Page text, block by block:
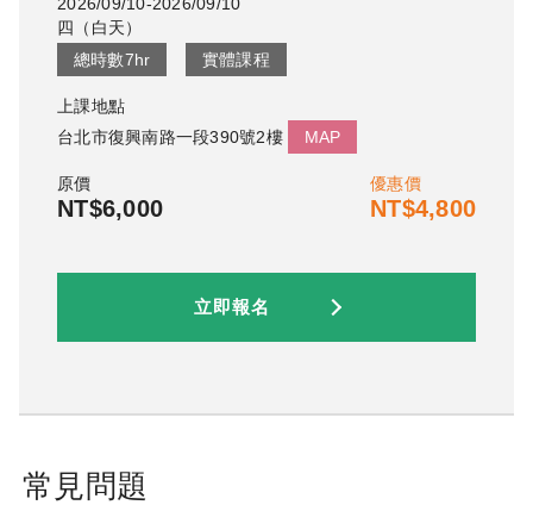
四 （ 白天）
總時數7hr 實體課程
上課地點
台北市復興南路一段390號2樓
MAP
原價
NT$6,000
優惠價
NT$4,800
立即報名
常見問題